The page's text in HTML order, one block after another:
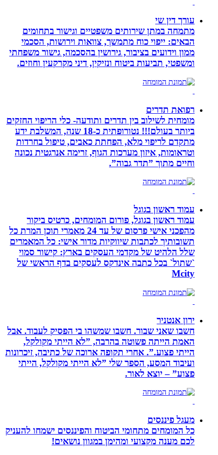
עורך דין שי
מתמחה במתן שירותים משפטיים וגישור בתחומים
הבאים: ייפוי כוח מתמשך, צוואות וירושות, הסכמי
ממון וידועים בציבור, גירושין בהסכמה, גישור משפחתי
ומשפטי, תביעות ביטוח ונזיקין, דיני מקרקעין וחוזים.
רפואת תדרים
מומחית לשילוב בין תדרים ותודעה- כלי הריפוי החזקים
ביותר בעולם!!! נטורופתית כ-18 שנה, המשלבת ידע
מתקדם לריפוי מלא, הפחתת כאבים, טיפול בחרדות
וטראומות, איזון מערכות הגוף, זרימה אנרגטית נכונה
וחיים מתוך ”תדר גבוה”.
עמוד ראשון בגוגל
עמוד ראשון בגוגל, פורום המומחים, כרטיס ביקור
מהפכני אישי פרסום של עד 24 מאמרי תוכן המרת כל
תשובותיך לכתבות שיווקיות מדור אישי: כל המאמרים
שלל הלהיט של מקדמי העסקים בארץ: קישור סמוי
`שתול` בכל כתבה אינדקס לעסקים בדף הראשי של
Mcity
ירון אנטניר
חשבו שאני שבור. חשבו שמשהו בי הפסיק לעבוד. אבל
האמת הייתה פשוטה בהרבה, ”לא הייתי מקולקל,
הייתי פצוע.”. אחרי תקופה ארוכה של כתיבה, זיכרונות
ועיבוד המסע, הספר שלי ”לא הייתי מקולקל, הייתי
פצוע” – יוצא לאור.
מעגל פיננסים
כל המומחים מתחומי הביטוח והפיננסים ישמחו להעניק
לכם מענה מקצועי ומהימן במגוון נושאים!